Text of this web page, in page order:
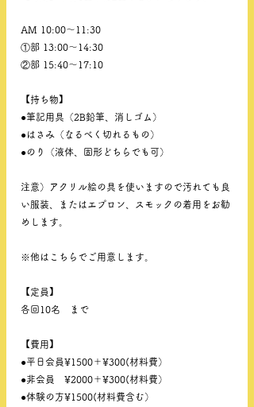
AM 10:00〜11:30
①部 13:00〜14:30
②部 15:40〜17:10
【持ち物】
●筆記用具（2B鉛筆、消しゴム）
●はさみ（なるべく切れるもの）
●のり（液体、固形どちらでも可）
注意）アクリル絵の具を使いますので汚れても良
い服装、またはエプロン、スモックの着用をお勧
めします。
※他はこちらでご用意します。
【定員】
各回10名　まで
【費用】
●平日会員¥1500＋¥300(材料費）
●非会員　¥2000＋¥300(材料費）
●体験の方¥1500(材料費含む）